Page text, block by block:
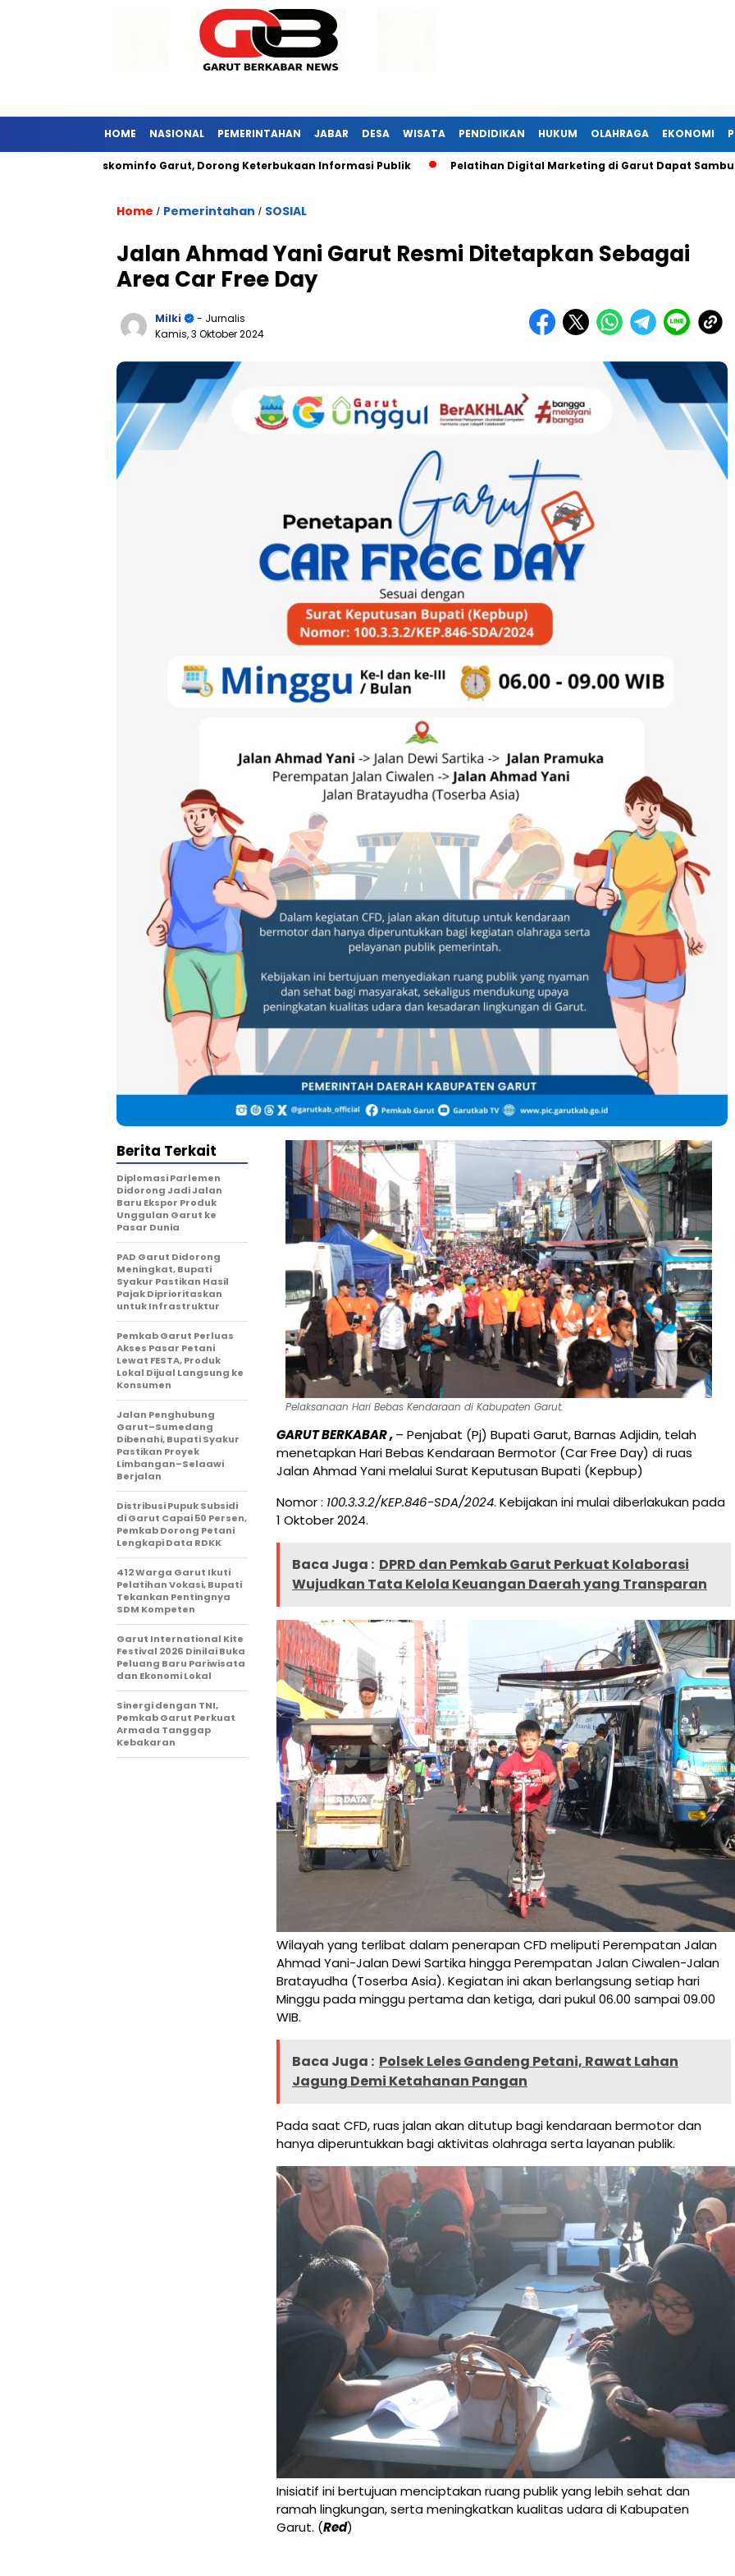
HOME NASIONAL PEMERINTAHAN JABAR DESA WISATA PENDIDIKAN HUKUM OLAHRAGA EKONOMI
Diskominfo Garut, Dorong Keterbukaan Informasi Publik Pelatihan Digital Marketing di Garut Dapat Sambutan
Home / Pemerintahan / SOSIAL
Jalan Ahmad Yani Garut Resmi Ditetapkan Sebagai
Area Car Free Day
Milki
- Jurnalis
Kamis, 3 Oktober 2024
Pelaksanaan Hari Bebas Kendaraan di Kabupaten Garut.
GARUT BERKABAR ,– Penjabat (Pj) Bupati Garut, Barnas Adjidin, telah
menetapkan Hari Bebas Kendaraan Bermotor (Car Free Day) di ruas
Jalan Ahmad Yani melalui Surat Keputusan Bupati (Kepbup)
Nomor : 100.3.3.2/KEP.846-SDA/2024. Kebijakan ini mulai diberlakukan pada
1 Oktober 2024.
Baca Juga : DPRD dan Pemkab Garut Perkuat Kolaborasi
Wujudkan Tata Kelola Keuangan Daerah yang Transparan
Wilayah yang terlibat dalam penerapan CFD meliputi Perempatan Jalan
Ahmad Yani-Jalan Dewi Sartika hingga Perempatan Jalan Ciwalen-Jalan
Bratayudha (Toserba Asia). Kegiatan ini akan berlangsung setiap hari
Minggu pada minggu pertama dan ketiga, dari pukul 06.00 sampai 09.00
WIB.
Baca Juga : Polsek Leles Gandeng Petani, Rawat Lahan
Jagung Demi Ketahanan Pangan
Pada saat CFD, ruas jalan akan ditutup bagi kendaraan bermotor dan
hanya diperuntukkan bagi aktivitas olahraga serta layanan publik.
Inisiatif ini bertujuan menciptakan ruang publik yang lebih sehat dan
ramah lingkungan, serta meningkatkan kualitas udara di Kabupaten
Garut. (Red)
Berita Terkait
Diplomasi Parlemen
Didorong Jadi Jalan
Baru Ekspor Produk
Unggulan Garut ke
Pasar Dunia
PAD Garut Didorong
Meningkat, Bupati
Syakur Pastikan Hasil
Pajak Diprioritaskan
untuk Infrastruktur
Pemkab Garut Perluas
Akses Pasar Petani
Lewat FESTA, Produk
Lokal Dijual Langsung ke
Konsumen
Jalan Penghubung
Garut–Sumedang
Dibenahi, Bupati Syakur
Pastikan Proyek
Limbangan–Selaawi
Berjalan
Distribusi Pupuk Subsidi
di Garut Capai 50 Persen,
Pemkab Dorong Petani
Lengkapi Data RDKK
412 Warga Garut Ikuti
Pelatihan Vokasi, Bupati
Tekankan Pentingnya
SDM Kompeten
Garut International Kite
Festival 2026 Dinilai Buka
Peluang Baru Pariwisata
dan Ekonomi Lokal
Sinergi dengan TNI,
Pemkab Garut Perkuat
Armada Tanggap
Kebakaran